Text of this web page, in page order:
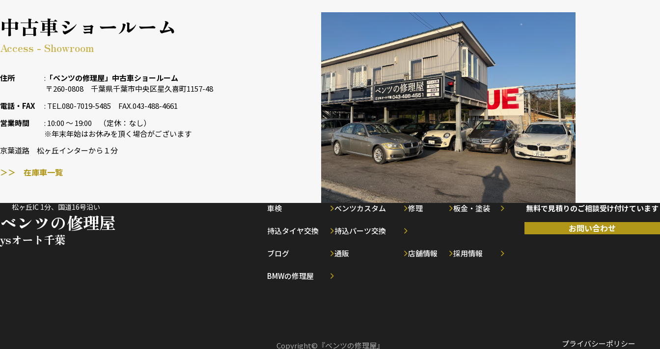
中古車ショールーム
Access - Showroom
住所
「ベンツの修理屋」中古車ショールーム
〒260-0808 千葉県千葉市中央区星久喜町1157-48
電話・FAX
TEL.080-7019-5485 FAX.043-488-4661
営業時間
10:00 〜 19:00 （定休：なし）
※年末年始はお休みを頂く場合がございます
京葉道路 松ヶ丘インターから１分
＞＞ 在庫車一覧
松ヶ丘IC 1分、国道16号沿い
ベンツの修理屋
ysオート千葉
車検 ベンツカスタム 修理 板金・塗装
持込タイヤ交換 持込パーツ交換
ブログ 通販 店舗情報 採用情報
BMWの修理屋
無料で見積りのご相談受け付けています
お問い合わせ
プライバシーポリシー
Copyright©『ベンツの修理屋』